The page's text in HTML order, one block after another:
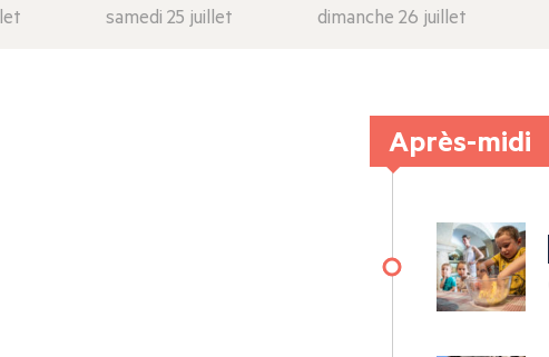
samedi 25 juillet dimanche 26 juillet
Après-midi